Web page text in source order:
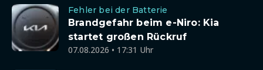
Fehler bei der Batterie
Brandgefahr beim e-Niro: Kia
startet großen Rückruf
07.08.2026 • 17:31 Uhr